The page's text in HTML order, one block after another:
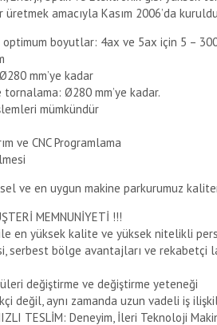
amacıyla Kasım 2006’da kuruldu.
boyutlar: 4ax ve 5ax için 5 –
mm’ye kadar
tornalama: Ø280 mm’ye kadar.
mümkündür
ve CNC Programlama
ve en uygun makine parkurumuz
MEMNUNİYETİ !!!
en yüksek kalite ve yüksek nitelikli
serbest bölge avantajları ve
değiştirme ve değiştirme yeteneği
değil, aynı zamanda uzun vadeli iş
TESLİM: Deneyim, İleri Teknoloji